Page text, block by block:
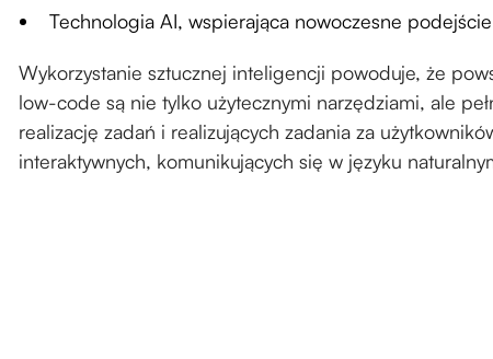
Technologia AI, wspierająca nowoczesne
Wykorzystanie sztucznej inteligencji powoduje, że
low-code są nie tylko użytecznymi narzędziami, ale
realizację zadań i realizujących zadania za
interaktywnych, komunikujących się w języku